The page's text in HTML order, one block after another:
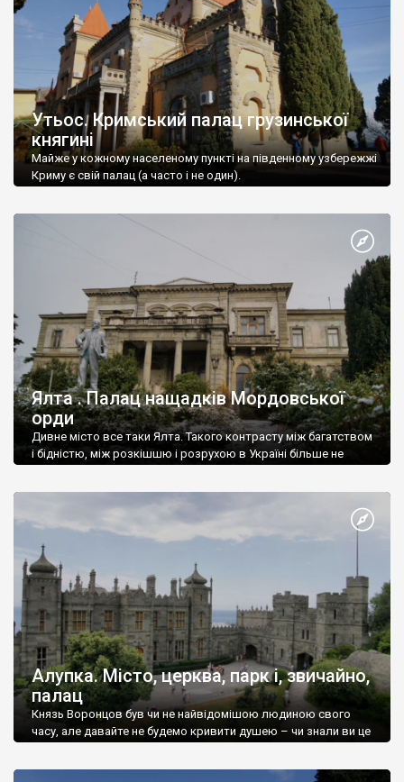
Утьос. Кримський палац грузинської
княгині
Майже у кожному населеному пункті на південному узбережжі
Криму є свій палац (а часто і не один).
Ялта . Палац нащадків Мордовської
орди
Дивне місто все таки Ялта. Такого контрасту між багатством
і бідністю, між розкішшю і розрухою в Україні більше не
Алупка. Місто, церква, парк і, звичайно,
палац
Князь Воронцов був чи не найвідомішою людиною свого
часу, але давайте не будемо кривити душею – чи знали ви це